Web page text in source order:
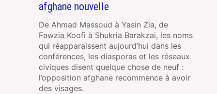
afghane nouvelle
De Ahmad Massoud à Yasin Zia, de
Fawzia Koofi à Shukria Barakzai, les noms
qui réapparaissent aujourd’hui dans les
conférences, les diasporas et les réseaux
civiques disent quelque chose de neuf :
l’opposition afghane recommence à avoir
des visages.